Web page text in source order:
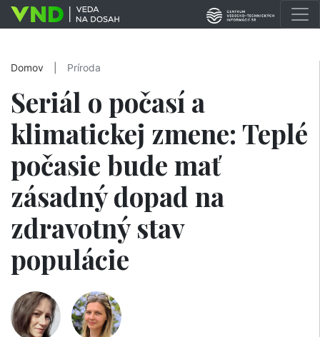
Domov Príroda
Seriál o počasí a
klimatickej zmene: Teplé
počasie bude mať
zásadný dopad na
zdravotný stav
populácie